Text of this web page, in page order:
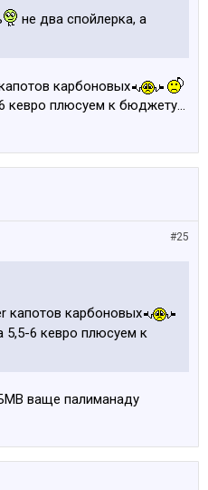
не два спойлерка, а
карбоновых
кевро плюсуем к бюджету...
#25
капотов карбоновых
5,5-6 кевро плюсуем к
ваще палиманаду